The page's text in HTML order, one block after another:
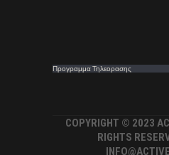
Προγραμμα Τηλεορασης
COPYRIGHT © 2023
RIGHTS